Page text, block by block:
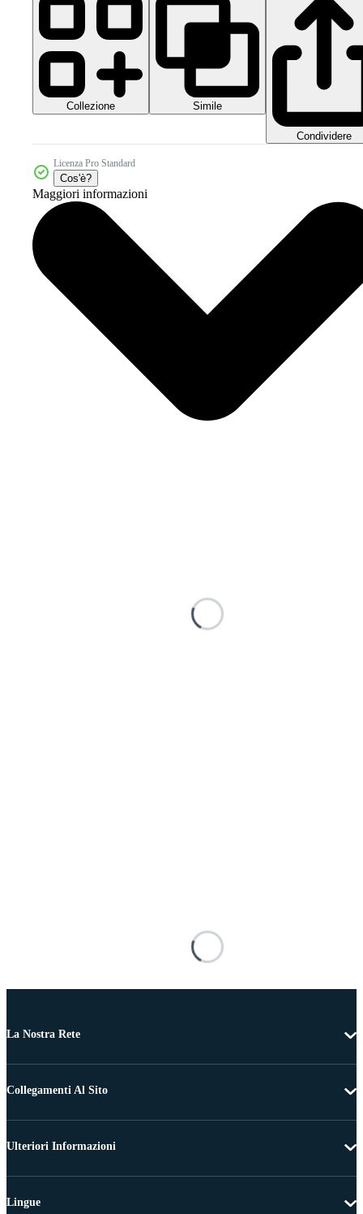
Collezione Simile
Condividere
Licenza Pro Standard
Cos'è?
Maggiori informazioni
La Nostra Rete
Collegamenti Al Sito
Ulteriori Informazioni
Lingue